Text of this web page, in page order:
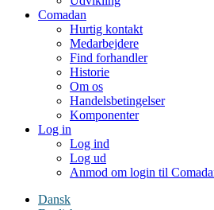
Comadan
Hurtig kontakt
Medarbejdere
Find forhandler
Historie
Om os
Handelsbetingelser
Komponenter
Log in
Log ind
Log ud
Anmod om login til
Dansk